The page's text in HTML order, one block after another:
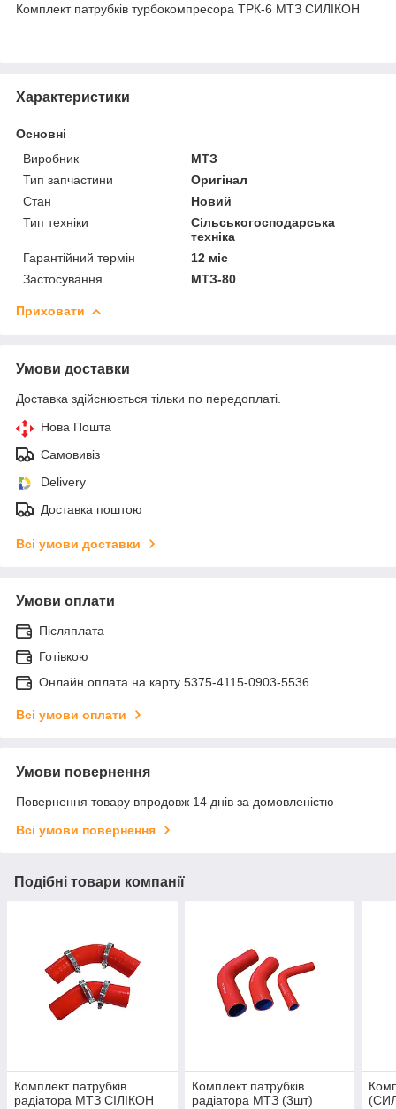
Комплект патрубків турбокомпресора ТРК-6 МТЗ СИЛІКОН
Характеристики
Основні
Виробник
МТЗ
Тип запчастини
Оригінал
Стан
Новий
Тип техніки
Сільськогосподарська
техніка
Гарантійний термін
12 міс
Застосування
МТЗ-80
Приховати
Умови доставки
Доставка здійснюється тільки по передоплаті.
Нова Пошта
Самовивіз
Delivery
Доставка поштою
Всі умови доставки
Умови оплати
Післяплата
Готівкою
Онлайн оплата на карту 5375-4115-0903-5536
Всі умови оплати
Умови повернення
Повернення товару впродовж 14 днів за домовленістю
Всі умови повернення
Подібні товари компанії
Комплект патрубків
радіатора МТЗ СІЛІКОН
Комплект патрубків
радіатора МТЗ (3шт)